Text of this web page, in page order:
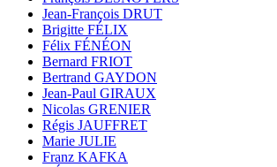
Jean-François DRUT
Brigitte FÉLIX
Félix FÉNÉON
Bernard FRIOT
Bertrand GAYDON
Jean-Paul GIRAUX
Nicolas GRENIER
Régis JAUFFRET
Marie JULIE
Franz KAFKA